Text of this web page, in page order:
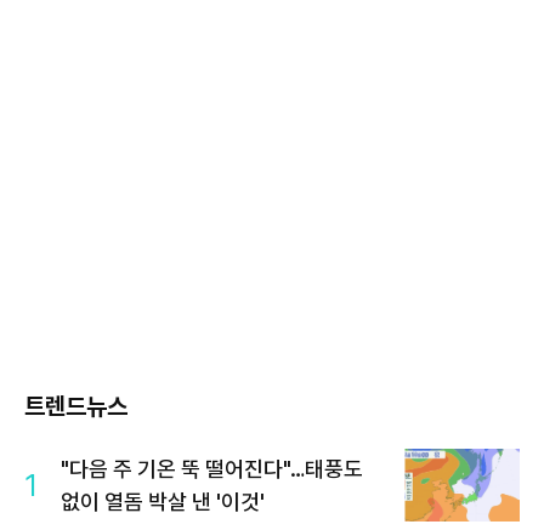
트렌드뉴스
1
"다음 주 기온 뚝 떨어진다"…태풍도
없이 열돔 박살 낸 '이것'